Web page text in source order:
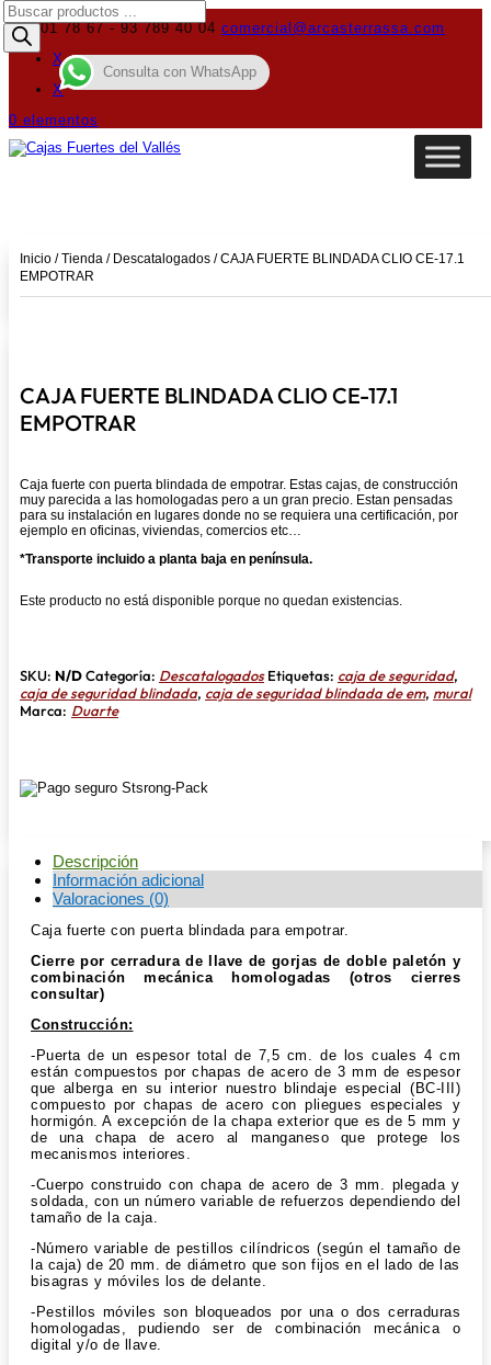
619 01 78 67 - 93 789 40 04 comercial@arcasterrassa.com
X
X
0 elementos
Búsqueda
de
productos
Inicio /Tienda / Descatalogados / CAJA FUERTE BLINDADA CLIO CE-17.1
EMPOTRAR
CAJA FUERTE BLINDADA CLIO CE-17.1
EMPOTRAR
Caja fuerte con puerta blindada de empotrar. Estas cajas, de construcción
muy parecida a las homologadas pero a un gran precio. Estan pensadas
para su instalación en lugares donde no se requiera una certificación, por
ejemplo en oficinas, viviendas, comercios etc…
*Transporte incluido a planta baja en península.
Este producto no está disponible porque no quedan existencias.
SKU: N/DCategoría: Descatalogados Etiquetas: caja de seguridad,
caja de seguridad blindada, caja de seguridad blindada de em, mural
Marca: Duarte
Descripción
Información adicional
Valoraciones (0)
Caja fuerte con puerta blindada para empotrar.
Cierre por cerradura de llave de gorjas de doble paletón y
combinación mecánica homologadas (otros cierres
consultar)
Construcción:
-Puerta de un espesor total de 7,5 cm. de los cuales 4 cm
están compuestos por chapas de acero de 3 mm de espesor
que alberga en su interior nuestro blindaje especial (BC-III)
compuesto por chapas de acero con pliegues especiales y
hormigón. A excepción de la chapa exterior que es de 5 mm y
de una chapa de acero al manganeso que protege los
mecanismos interiores.
-Cuerpo construido con chapa de acero de 3 mm. plegada y
soldada, con un número variable de refuerzos dependiendo del
tamaño de la caja.
-Número variable de pestillos cilíndricos (según el tamaño de
la caja) de 20 mm. de diámetro que son fijos en el lado de las
bisagras y móviles los de delante.
-Pestillos móviles son bloqueados por una o dos cerraduras
homologadas, pudiendo ser de combinación mecánica o
digital y/o de llave.
Consulta con WhatsApp